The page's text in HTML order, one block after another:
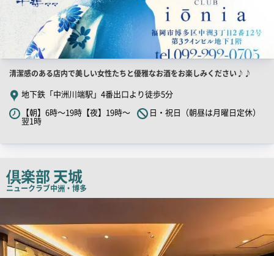
店
舗
PR
キ
ッ
コ
ピ
清潔感のある店内で美しい女性たちと優雅なお酒をお楽しみください♪♪
地下鉄「中洲川端駅」4番出口より徒歩5分
【朝】6時～19時【夜】19時～
翌1時
日・祝日（朝昼は月曜日定休）
倶楽部 天城
ニュークラブ中洲・博多
画
像